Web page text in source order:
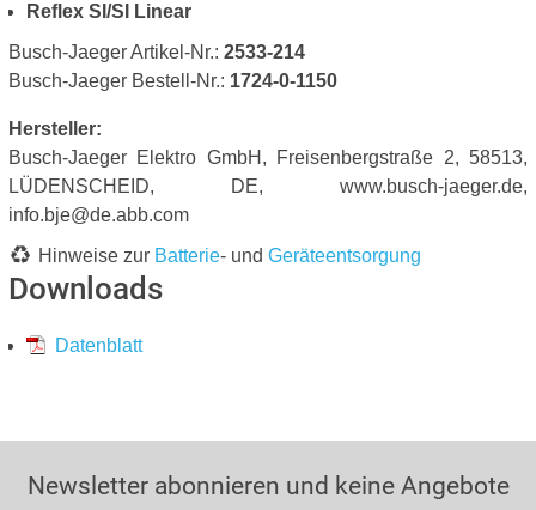
Reflex SI/SI Linear
Busch-Jaeger Artikel-Nr.: 2533-214
Busch-Jaeger Bestell-Nr.: 1724-0-1150
Hersteller:
Busch-Jaeger Elektro GmbH, Freisenbergstraße 2, 58513,
LÜDENSCHEID, DE, www.busch-jaeger.de,
info.bje@de.abb.com
Hinweise zur Batterie- und Geräteentsorgung
Downloads
Datenblatt
Newsletter abonnieren und keine Angebote